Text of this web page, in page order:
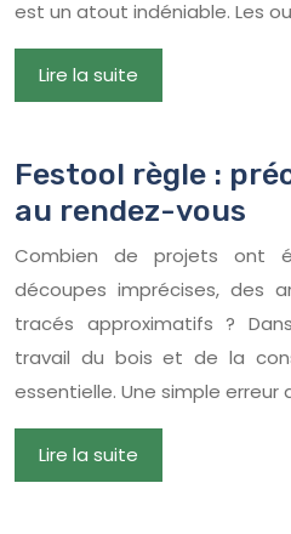
est un atout indéniable. Les
Lire la suite
Festool règle :
au rendez-vous
Combien de projets ont
découpes imprécises, des
tracés approximatifs ?
travail du bois et de la
essentielle. Une simple erreur
Lire la suite